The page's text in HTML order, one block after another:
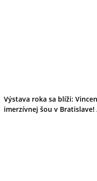
Výstava roka sa blíži:
imerzívnej šou v Bratislave!